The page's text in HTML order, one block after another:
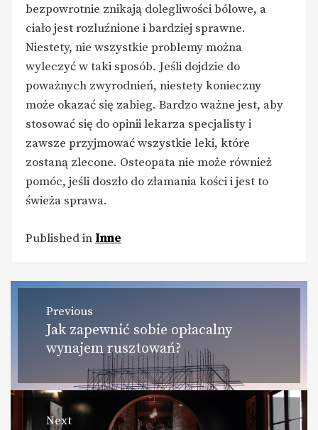
bezpowrotnie znikają dolegliwości bólowe, a
ciało jest rozluźnione i bardziej sprawne.
Niestety, nie wszystkie problemy można
wyleczyć w taki sposób. Jeśli dojdzie do
poważnych zwyrodnień, niestety konieczny
może okazać się zabieg. Bardzo ważne jest, aby
stosować się do opinii lekarza specjalisty i
zawsze przyjmować wszystkie leki, które
zostaną zlecone. Osteopata nie może również
pomóc, jeśli doszło do złamania kości i jest to
świeża sprawa.
Published in Inne
Nawigacja
wpisu
Previous
Previous
post:
Jak zapewnić sobie opłacalny
wynajem rusztowań?
Next